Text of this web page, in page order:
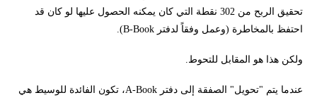
تحقيق الربح من 302 نقطة التي كان يمكنه الحصول عليها لو كان قد
احتفظ بالمخاطرة (وعمل وفقاً لدفتر B-Book).
ولكن هذا هو المقابل للتحوط.
عندما يتم "تحويل" الصفقة إلى دفتر A-Book، تكون الفائدة للوسيط هي